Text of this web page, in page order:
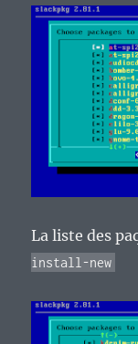
La liste des
install-new